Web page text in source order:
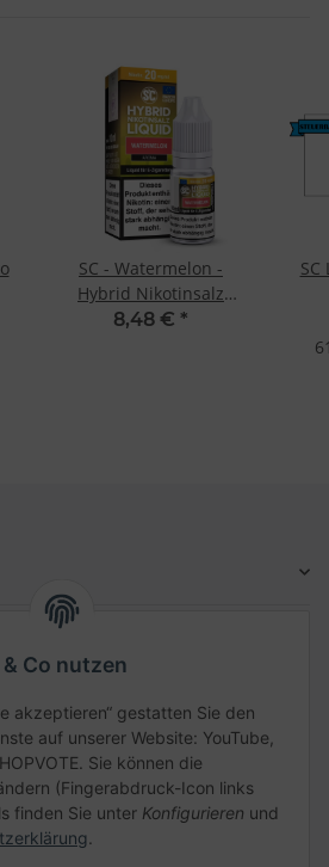
SC - Watermelon -
Hybrid Nikotinsalz
Liquid 20 mg/ml
8,48 € *
Co nutzen
akzeptieren“ gestatten Sie den
auf unserer Website: YouTube,
Sie können die
(Fingerabdruck-Icon links
finden Sie unter Konfigurieren und
.